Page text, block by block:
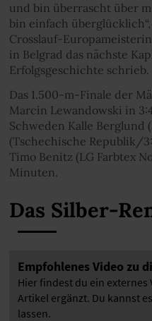
und bin überrascht über
bin einfach
Crosslauf-
in Belgrad das nächste
Erfolgsgeschichte schrieb.
Das 1.500-m-Finale der
Marcin Lewandowski in
Schweden Kalle Berglund
(Tschechische Republik/
Timo Benitz (LG Farbtex
Minuten.
Das Silber-
Empfohlenes Video zu
Hier findest du ein externes
Artikel ergänzt. Du kannst
lassen.